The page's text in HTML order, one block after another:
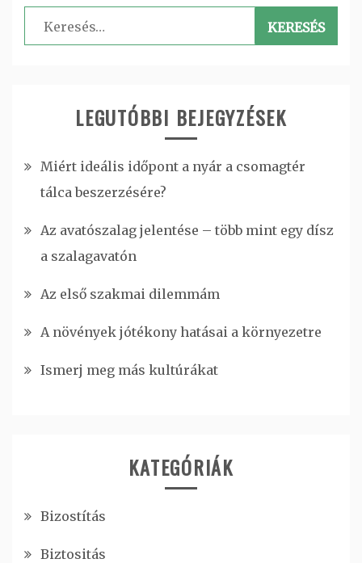
Keresés:
LEGUTÓBBI BEJEGYZÉSEK
Miért ideális időpont a nyár a csomagtér
tálca beszerzésére?
Az avatószalag jelentése – több mint egy dísz
a szalagavatón
Az első szakmai dilemmám
A növények jótékony hatásai a környezetre
Ismerj meg más kultúrákat
KATEGÓRIÁK
Bizostítás
Biztositás